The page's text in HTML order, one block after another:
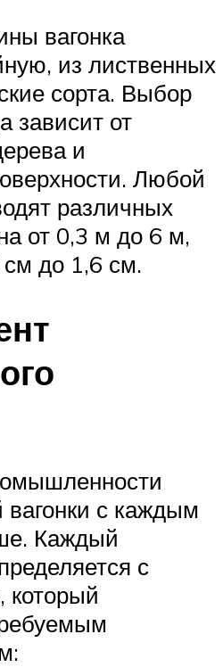
вагонка
из лиственных
сорта. Выбор
зависит от
и
Любой
различных
от 0,3 м до 6 м,
до 1,6 см.
вагонки с каждым
Каждый
с